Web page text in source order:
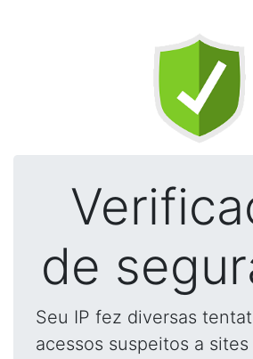
de
Seu IP fez diversas
acessos suspeitos a